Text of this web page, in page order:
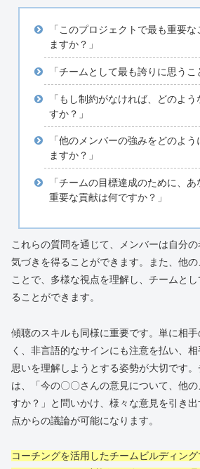
「このプロジェクトで最も重要
ますか？」
「チームとして最も誇りに思うこ
「もし制約がなければ、どのよ
すか？」
「他のメンバーの強みをどのよ
ますか？」
「チームの目標達成のために、
重要な貢献は何ですか？」
これらの質問を通じて、メンバーは自分
気づきを得ることができます。また、他の
ことで、多様な視点を理解し、チームと
ることができます。
傾聴のスキルも同様に重要です。単に相
く、非言語的なサインにも注意を払い、
思いを理解しようとする姿勢が大切です
は、「今の〇〇さんの意見について、他
すか？」と問いかけ、様々な意見を引き
点からの議論が可能になります。
コーチングを活用したチームビルディン